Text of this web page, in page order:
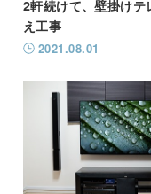
2軒続けて、壁掛けテ
え工事
2021.08.01